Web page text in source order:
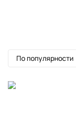
По популярности